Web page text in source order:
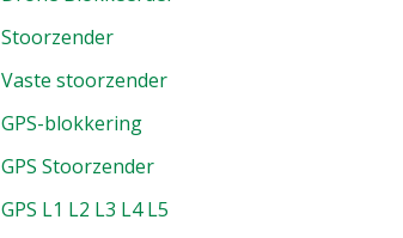
Stoorzender
Vaste stoorzender
GPS-blokkering
GPS Stoorzender
GPS L1 L2 L3 L4 L5